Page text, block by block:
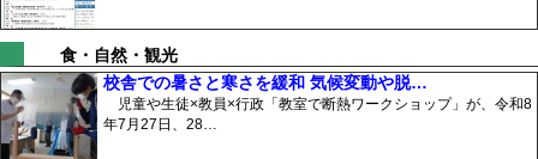
食・自然・観光
校舎での暑さと寒さを緩和 気候変動や脱…
児童や生徒×教員×行政「教室で断熱ワークショップ」が、令和8
年7月27日、28…